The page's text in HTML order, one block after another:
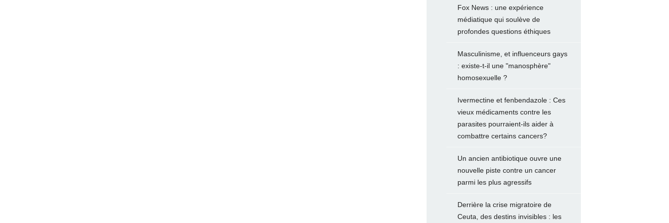
Fox News : une expérience
médiatique qui soulève de
profondes questions éthiques
Masculinisme, et influenceurs gays
: existe-t-il une "manosphère"
homosexuelle ?
Ivermectine et fenbendazole : Ces
vieux médicaments contre les
parasites pourraient-ils aider à
combattre certains cancers?
Un ancien antibiotique ouvre une
nouvelle piste contre un cancer
parmi les plus agressifs
Derrière la crise migratoire de
Ceuta, des destins invisibles : les